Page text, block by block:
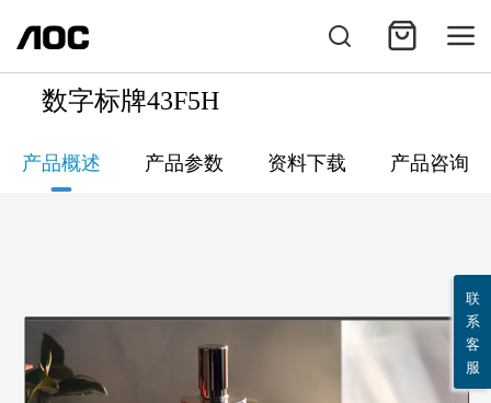
数字标牌43F5H
产品概述 产品参数 资料下载 产品咨询
联
系
客
服